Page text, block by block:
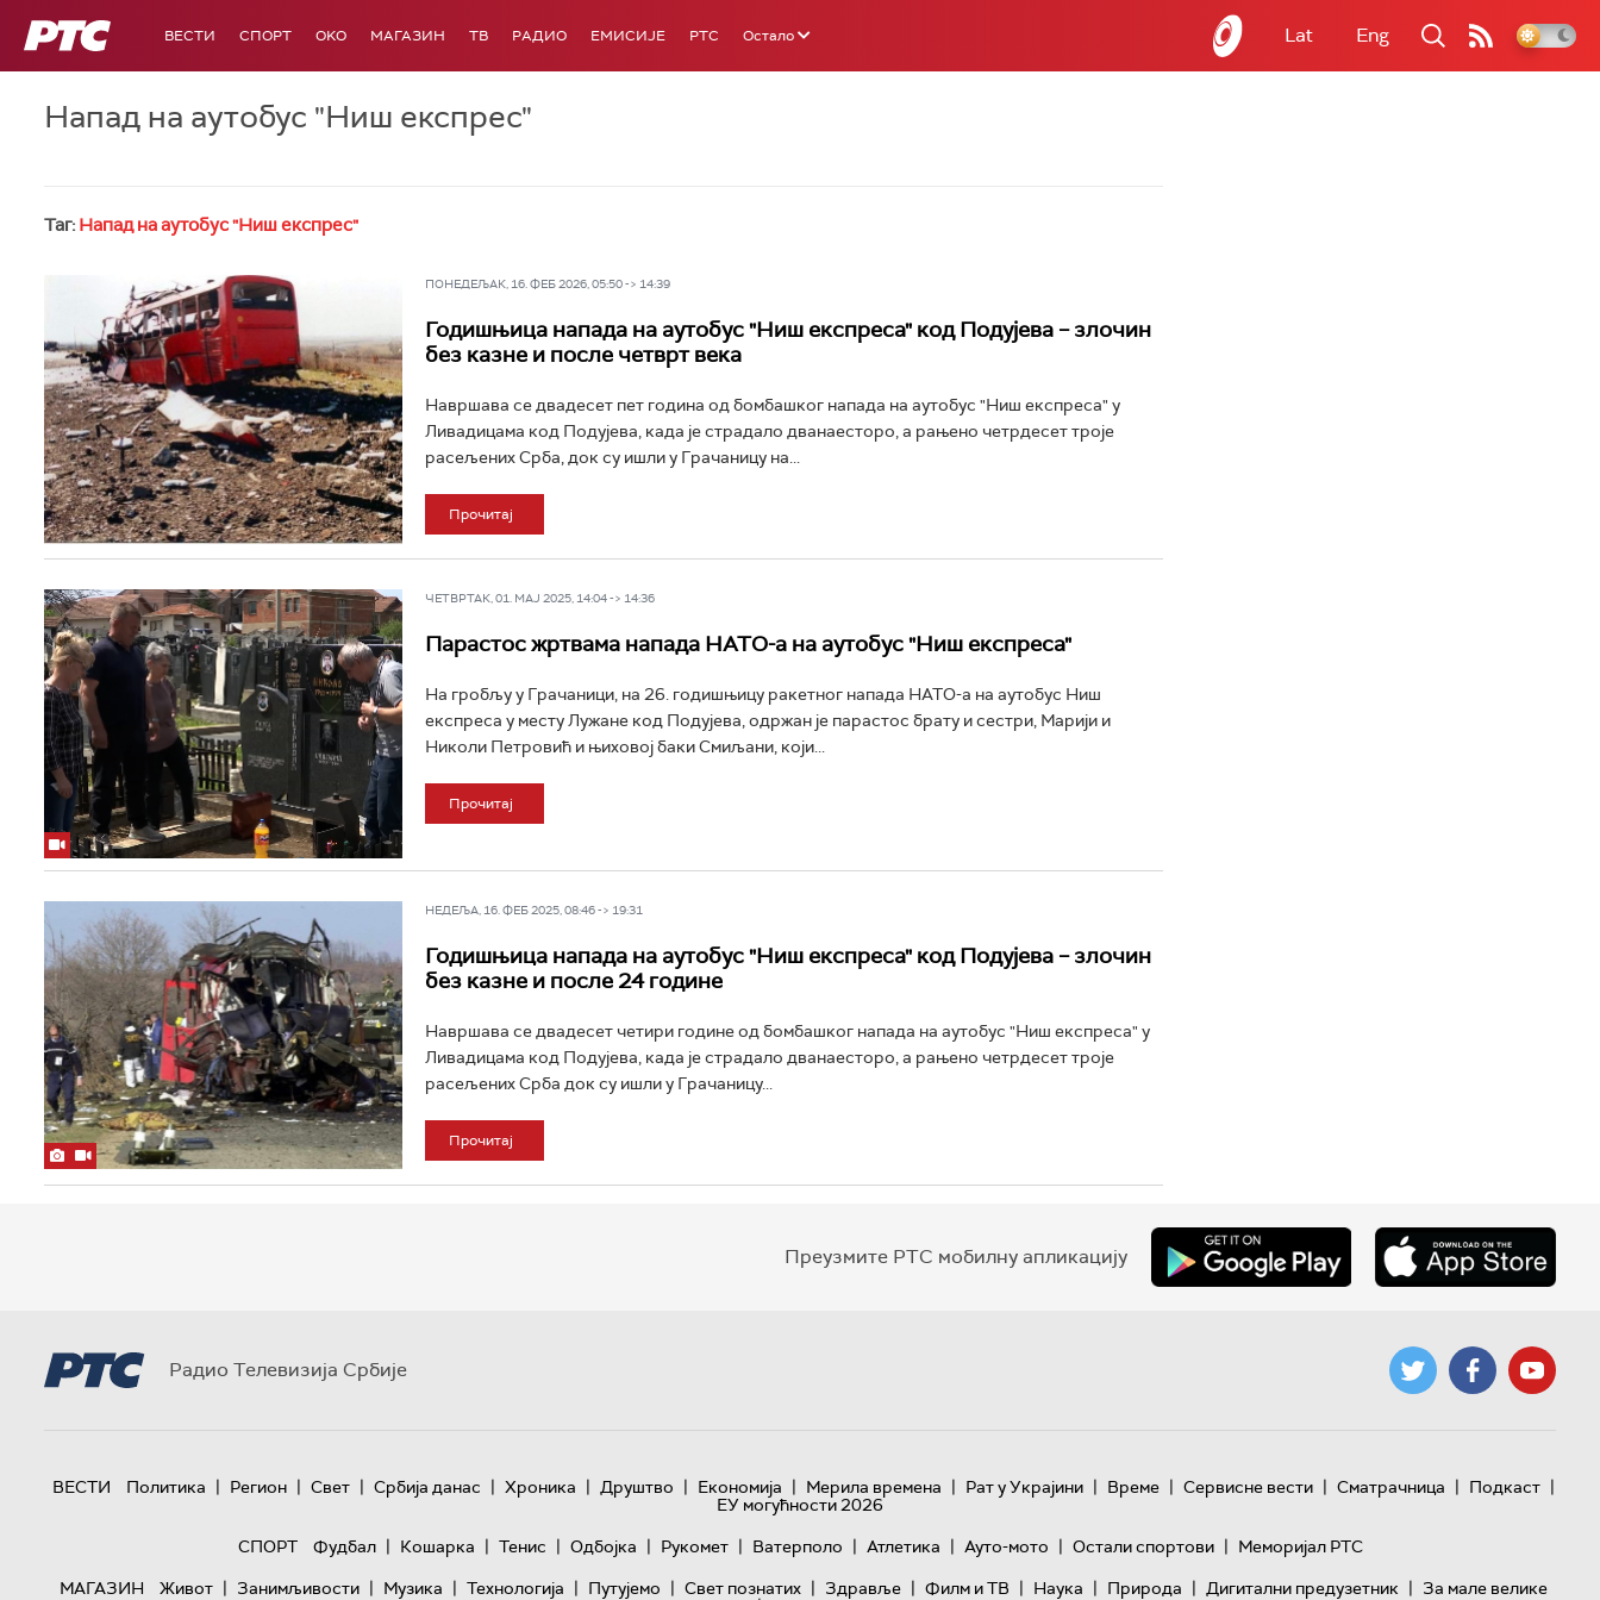
РТС ВЕСТИ СПОРТ OKO МАГАЗИН ТВ РАДИО ЕМИСИЈЕ РТС Остало Lat Eng
Напад на аутобус "Ниш експрес"
Таг: Напад на аутобус "Ниш експрес"
ПОНЕДЕЉАК, 16. ФЕБ 2026, 05:50 -> 14:39
Годишњица напада на аутобус "Ниш експреса" код Подујева – злочин
без казне и после четврт века
Навршава се двадесет пет година од бомбашког напада на аутобус "Ниш експреса" у
Ливадицама код Подујева, када је страдало дванаесторо, а рањено четрдесет троје
расељених Срба, док су ишли у Грачаницу на...
Прочитај
ЧЕТВРТАК, 01. МАЈ 2025, 14:04 -> 14:36
Парастос жртвама напада НАТО-а на аутобус "Ниш експреса"
На гробљу у Грачаници, на 26. годишњицу ракетног напада НАТО-а на аутобус Ниш
експреса у месту Лужане код Подујева, одржан је парастос брату и сестри, Марији и
Николи Петровић и њиховој баки Смиљани, који...
Прочитај
НЕДЕЉА, 16. ФЕБ 2025, 08:46 -> 19:31
Годишњица напада на аутобус "Ниш експреса" код Подујева – злочин
без казне и после 24 године
Навршава се двадесет четири године од бомбашког напада на аутобус "Ниш експреса" у
Ливадицама код Подујева, када је страдало дванаесторо, а рањено четрдесет троје
расељених Срба док су ишли у Грачаницу...
Прочитај
Преузмите РТС мобилну апликацију
Радио Телевизија Србије
ВЕСТИ Политика | Регион | Свет | Србија данас | Хроника | Друштво | Економија | Мерила времена | Рат у Украјини | Време | Сервисне вести | Сматрачница | Подкаст |
ЕУ могућности 2026
СПОРТ
Фудбал | Кошарка | Тенис | Одбојка | Рукомет | Ватерполо | Атлетика | Ауто-мото | Остали спортови | Меморијал РТС
МАГАЗИН
Живот | Занимљивости | Музика | Технологијa | Путујемо | Свет познатих | Здравље | Филм и ТВ | Наука | Природа | Дигитални предузетник | За мале велике